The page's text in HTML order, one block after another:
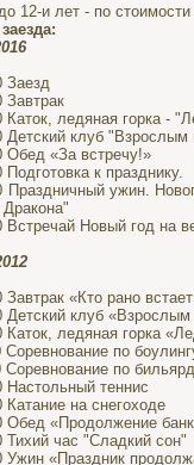
12-и лет - по
Заезд
Завтрак
Каток, ледяная горка -
Детский клуб
Обед «За встречу!»
к празднику.
Праздничный ужин.
Дракона"
Встречай Новый год на
Завтрак «Кто рано
Детский клуб
Каток, ледяная горка
Соревнование по
Соревнование по
Настольный теннис
Катание на снегоходе
Обед «Продолжение
Тихий час "Сладкий сон"
Ужин «Праздник